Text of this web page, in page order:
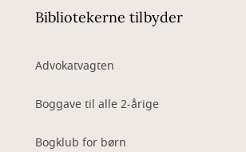
Bibliotekerne tilbyder
Advokatvagten
Boggave til alle 2-årige
Bogklub for børn